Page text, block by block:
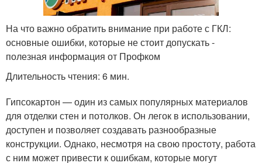
На что важно обратить внимание при работе с ГКЛ:
основные ошибки, которые не стоит допускать -
полезная информация от Профком
Длительность чтения: 6 мин.
Гипсокартон — один из самых популярных материалов
для отделки стен и потолков. Он легок в использовании,
доступен и позволяет создавать разнообразные
конструкции. Однако, несмотря на свою простоту, работа
с ним может привести к ошибкам, которые могут